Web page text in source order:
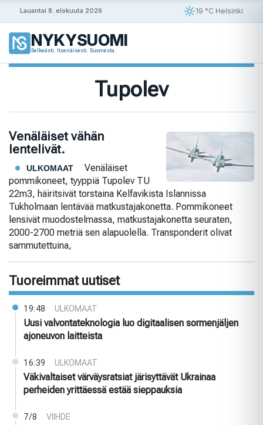
Lauantai 8. elokuuta 2026 19 °C Helsinki
NYKYSUOMI
Selkeästi. Itsenäisesti. Suomesta.
Tupolev
Venäläiset vähän
lentelivät.
ULKOMAAT
Venäläiset
pommikoneet, tyyppiä Tupolev TU
22m3, häiritsivät torstaina Kelfavikista Islannissa
Tukholmaan lentävää matkustajakonetta. Pommikoneet
lensivät muodostelmassa, matkustajakonetta seuraten,
2000-2700 metriä sen alapuolella. Transponderit olivat
sammutettuina,
Tuoreimmat uutiset
19:48 ULKOMAAT
Uusi valvontateknologia luo digitaalisen sormenjäljen
ajoneuvon laitteista
16:39 ULKOMAAT
Väkivaltaiset värväysratsiat järisyttävät Ukrainaa
perheiden yrittäessä estää sieppauksia
7/8 VIIHDE